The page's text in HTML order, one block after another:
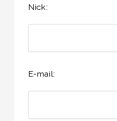
Nick:
E-mail: